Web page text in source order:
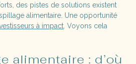
des pistes de solutions existent
alimentaire. Une opportunité
à impact . Voyons cela
alimentaire : d’où